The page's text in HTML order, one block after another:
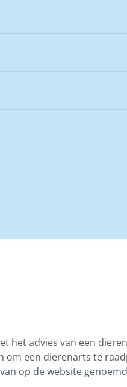
het advies van een
om een dierenarts te
op de website